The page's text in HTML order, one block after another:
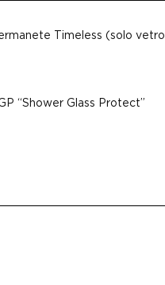
Timeless (solo vetro
“Shower Glass Protect”